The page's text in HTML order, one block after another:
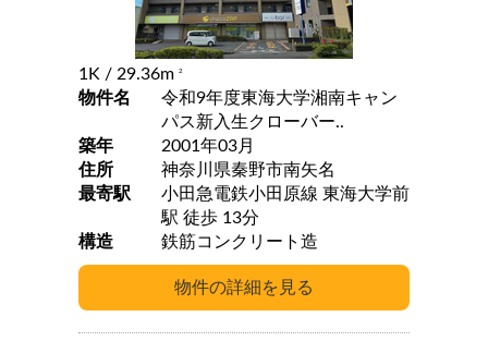
1K / 29.36m 2
物件名
令和9年度東海大学湘南キャン
パス新入生クローバー..
築年
2001年03月
住所
神奈川県秦野市南矢名
最寄駅
小田急電鉄小田原線 東海大学前
駅 徒歩 13分
構造
鉄筋コンクリート造